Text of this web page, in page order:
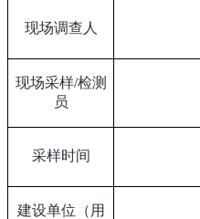
现场调查人
现场采样/检测
员
采样时间
建设单位（用